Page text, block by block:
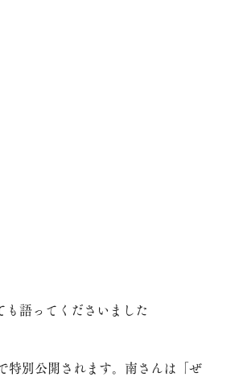
語ってくださいました
別公開されます。南さんは「ぜ